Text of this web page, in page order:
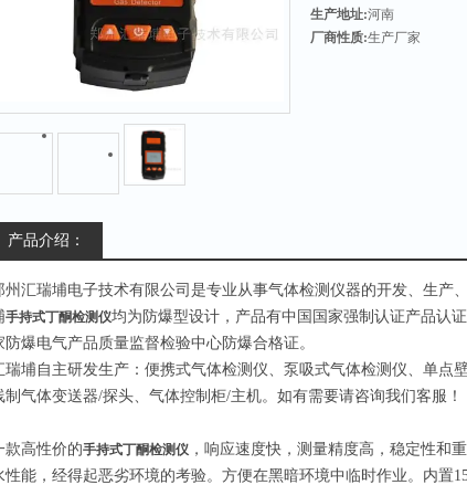
生产地址:河南
厂商性质:生产厂家
产品介绍：
州汇瑞埔电子技术有限公司是专业从事气体检测仪器的开发、生产
手持式丁酮检测仪均为防爆型设计，产品有中国国家强制认证产品认
防爆电气产品质量监督检验中心防爆合格证。
瑞埔自主研发生产：便携式气体检测仪、泵吸式气体检测仪、单点
制气体变送器/探头、气体控制柜/主机。如有需要请咨询我们客服！
款高性价的手持式丁酮检测仪 ，响应速度快，测量精度高，稳定性和
性能，经得起恶劣环境的考验。方便在黑暗环境中临时作业。内置